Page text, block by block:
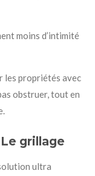
moins d’intimité
les propriétés avec
obstruer, tout en
grillage
ultra